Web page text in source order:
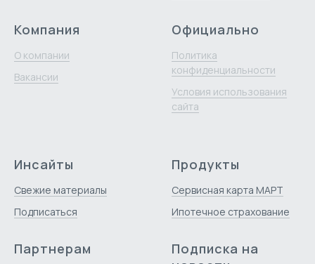
Компания
О компании
Вакансии
Официально
Политика
конфиденциальности
Условия использования
сайта
Инсайты
Свежие материалы
Подписаться
Продукты
Сервисная карта МАРТ
Ипотечное страхование
Партнерам
Подписка на